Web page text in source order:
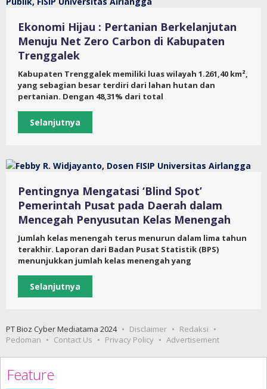
Ekonomi Hijau : Pertanian Berkelanjutan
Menuju Net Zero Carbon di Kabupaten
Trenggalek
Kabupaten Trenggalek memiliki luas wilayah 1.261,40 km²,
yang sebagian besar terdiri dari lahan hutan dan
pertanian. Dengan 48,31% dari total
Selanjutnya
Pentingnya Mengatasi ‘Blind Spot’
Pemerintah Pusat pada Daerah dalam
Mencegah Penyusutan Kelas Menengah
Jumlah kelas menengah terus menurun dalam lima tahun
terakhir. Laporan dari Badan Pusat Statistik (BPS)
menunjukkan jumlah kelas menengah yang
Selanjutnya
PT Bioz Cyber Mediatama 2024 Disclaimer
Redaksi
Pedoman
Contact Us Privacy Policy Advertisement
Feature